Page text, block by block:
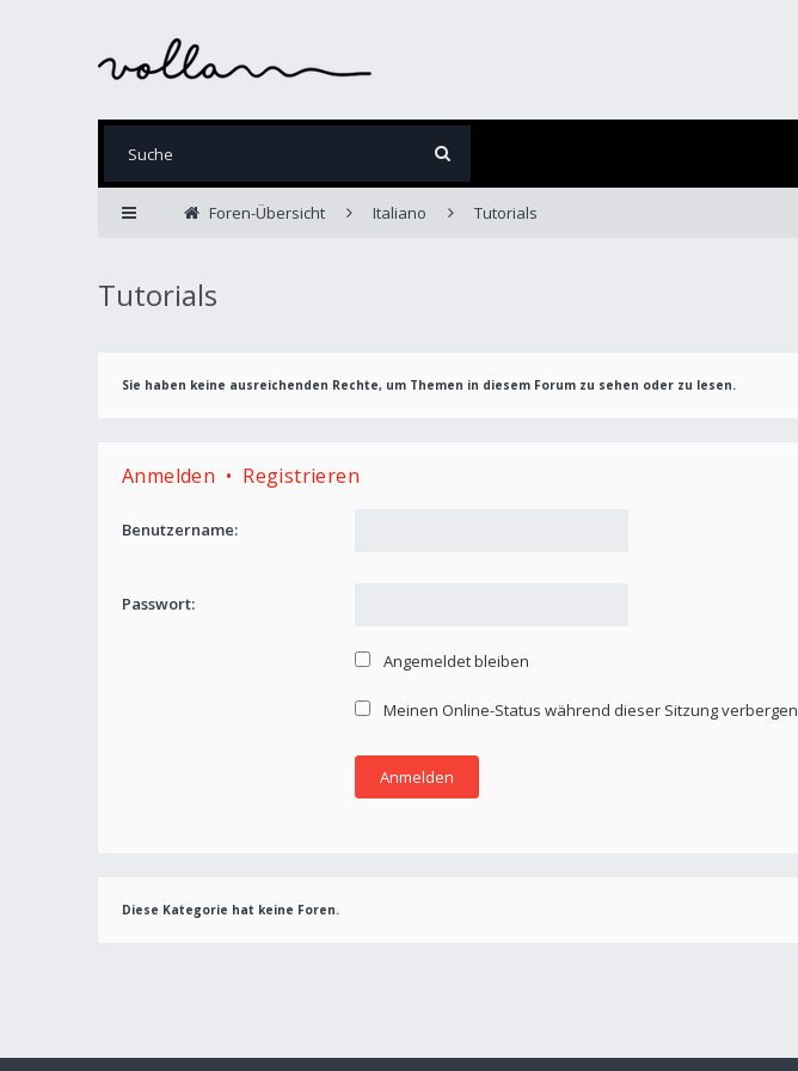
Foren-Übersicht Italiano Tutorials
Tutorials
Sie haben keine ausreichenden Rechte, um Themen in diesem Forum zu sehen oder zu lesen.
Anmelden • Registrieren
Benutzername:
Passwort:
Angemeldet bleiben
Meinen Online-Status während dieser Sitzung verbergen
Diese Kategorie hat keine Foren.